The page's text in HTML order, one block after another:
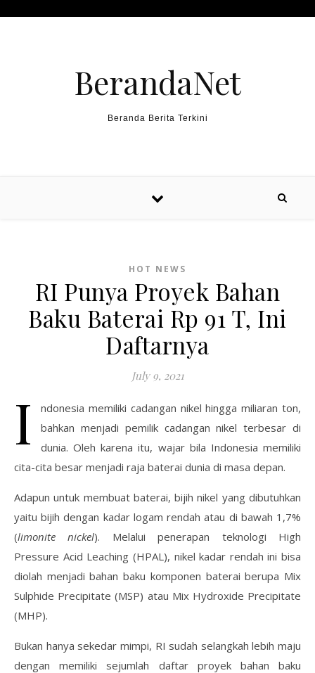
BerandaNet
Beranda Berita Terkini
HOT NEWS
RI Punya Proyek Bahan
Baku Baterai Rp 91 T, Ini
Daftarnya
July 9, 2021
I
ndonesia memiliki cadangan nikel hingga miliaran ton,
bahkan menjadi pemilik cadangan nikel terbesar di
dunia. Oleh karena itu, wajar bila Indonesia memiliki
cita-cita besar menjadi raja baterai dunia di masa depan.
Adapun untuk membuat baterai, bijih nikel yang dibutuhkan
yaitu bijih dengan kadar logam rendah atau di bawah 1,7%
(limonite nickel). Melalui penerapan teknologi High
Pressure Acid Leaching (HPAL), nikel kadar rendah ini bisa
diolah menjadi bahan baku komponen baterai berupa Mix
Sulphide Precipitate (MSP) atau Mix Hydroxide Precipitate
(MHP).
Bukan hanya sekedar mimpi, RI sudah selangkah lebih maju
dengan memiliki sejumlah daftar proyek bahan baku